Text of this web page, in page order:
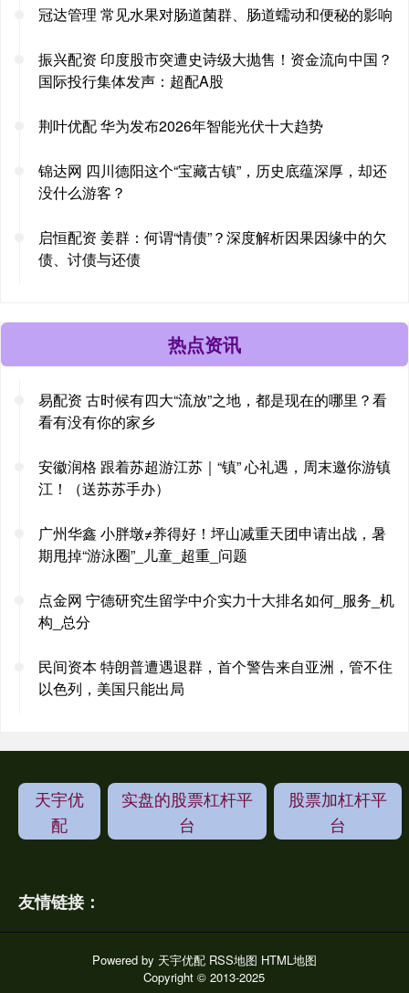
冠达管理 常见水果对肠道菌群、肠道蠕动和便秘的影响
振兴配资 印度股市突遭史诗级大抛售！资金流向中国？
国际投行集体发声：超配A股
荆叶优配 华为发布2026年智能光伏十大趋势
锦达网 四川德阳这个“宝藏古镇”，历史底蕴深厚，却还
没什么游客？
启恒配资 姜群：何谓“情债”？深度解析因果因缘中的欠
债、讨债与还债
热点资讯
易配资 古时候有四大“流放”之地，都是现在的哪里？看
看有没有你的家乡
安徽润格 跟着苏超游江苏｜“镇” 心礼遇，周末邀你游镇
江！（送苏苏手办）
广州华鑫 小胖墩≠养得好！坪山减重天团申请出战，暑
期甩掉“游泳圈”_儿童_超重_问题
点金网 宁德研究生留学中介实力十大排名如何_服务_机
构_总分
民间资本 特朗普遭遇退群，首个警告来自亚洲，管不住
以色列，美国只能出局
天宇优
配
实盘的股票杠杆平
台
股票加杠杆平
台
友情链接：
Powered by 天宇优配 RSS地图 HTML地图
Copyright© 2013-2025